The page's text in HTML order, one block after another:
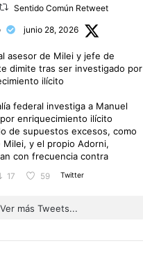
Sentido Común Retweet
junio 28, 2026
asesor de Milei y jefe de
dimite tras ser investigado por
ilícito
federal investiga a Manuel
enriquecimiento ilícito
de supuestos excesos, como
Milei, y el propio Adorni,
con frecuencia contra
17 59 Twitter
Ver más Tweets...